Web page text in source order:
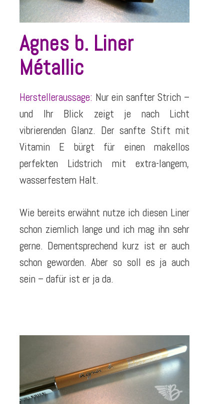
Agnes b. Liner
Métallic
Herstelleraussage: Nur ein sanfter Strich –
und Ihr Blick zeigt je nach Licht
vibrierenden Glanz. Der sanfte Stift mit
Vitamin E bürgt für einen makellos
perfekten Lidstrich mit extra-langem,
wasserfestem Halt.
Wie bereits erwähnt nutze ich diesen Liner
schon ziemlich lange und ich mag ihn sehr
gerne. Dementsprechend kurz ist er auch
schon geworden. Aber so soll es ja auch
sein – dafür ist er ja da.